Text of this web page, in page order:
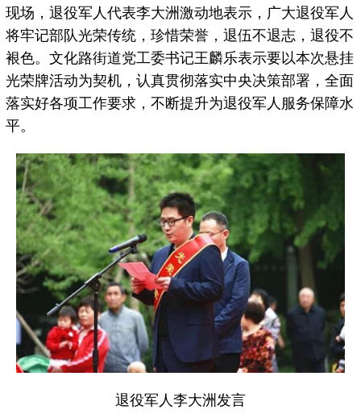
现场，退役军人代表李大洲激动地表示，广大退役军人
将牢记部队光荣传统，珍惜荣誉，退伍不退志，退役不
裉色。文化路街道党工委书记王麟乐表示要以本次悬挂
光荣牌活动为契机，认真贯彻落实中央决策部署，全面
落实好各项工作要求，不断提升为退役军人服务保障水
平。
退役军人李大洲发言